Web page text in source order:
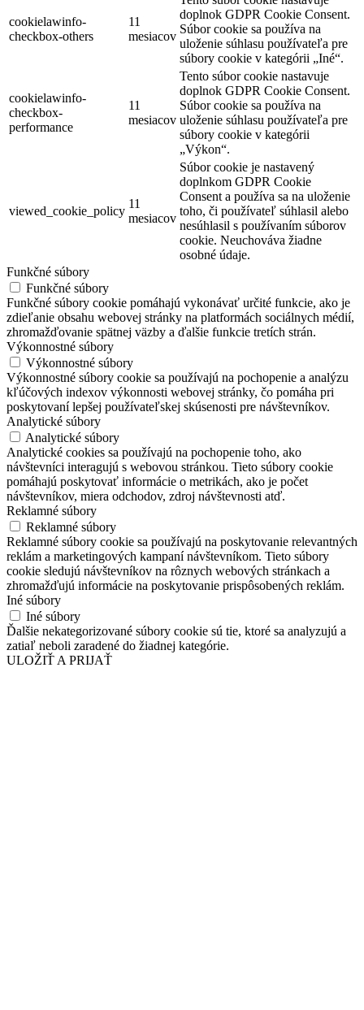
cookielawinfo-
checkbox-others
11
mesiacov
doplnok GDPR Cookie Consent.
Súbor cookie sa používa na
uloženie súhlasu používateľa pre
súbory cookie v kategórii „Iné“.
cookielawinfo-
checkbox-
performance
11
mesiacov
Tento súbor cookie nastavuje
doplnok GDPR Cookie Consent.
Súbor cookie sa používa na
uloženie súhlasu používateľa pre
súbory cookie v kategórii
„Výkon“.
viewed_cookie_policy
11
mesiacov
Súbor cookie je nastavený
doplnkom GDPR Cookie
Consent a používa sa na uloženie
toho, či používateľ súhlasil alebo
nesúhlasil s používaním súborov
cookie. Neuchováva žiadne
osobné údaje.
Funkčné súbory
Funkčné súbory
Funkčné súbory cookie pomáhajú vykonávať určité funkcie, ako je
zdieľanie obsahu webovej stránky na platformách sociálnych médií,
zhromažďovanie spätnej väzby a ďalšie funkcie tretích strán.
Výkonnostné súbory
Výkonnostné súbory
Výkonnostné súbory cookie sa používajú na pochopenie a analýzu
kľúčových indexov výkonnosti webovej stránky, čo pomáha pri
poskytovaní lepšej používateľskej skúsenosti pre návštevníkov.
Analytické súbory
Analytické súbory
Analytické cookies sa používajú na pochopenie toho, ako
návštevníci interagujú s webovou stránkou. Tieto súbory cookie
pomáhajú poskytovať informácie o metrikách, ako je počet
návštevníkov, miera odchodov, zdroj návštevnosti atď.
Reklamné súbory
Reklamné súbory
Reklamné súbory cookie sa používajú na poskytovanie relevantných
reklám a marketingových kampaní návštevníkom. Tieto súbory
cookie sledujú návštevníkov na rôznych webových stránkach a
zhromažďujú informácie na poskytovanie prispôsobených reklám.
Iné súbory
Iné súbory
Ďalšie nekategorizované súbory cookie sú tie, ktoré sa analyzujú a
zatiaľ neboli zaradené do žiadnej kategórie.
ULOŽIŤ A PRIJAŤ